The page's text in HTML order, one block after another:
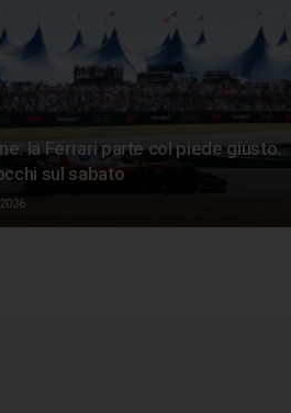
la Ferrari parte col piede giusto.
sul sabato